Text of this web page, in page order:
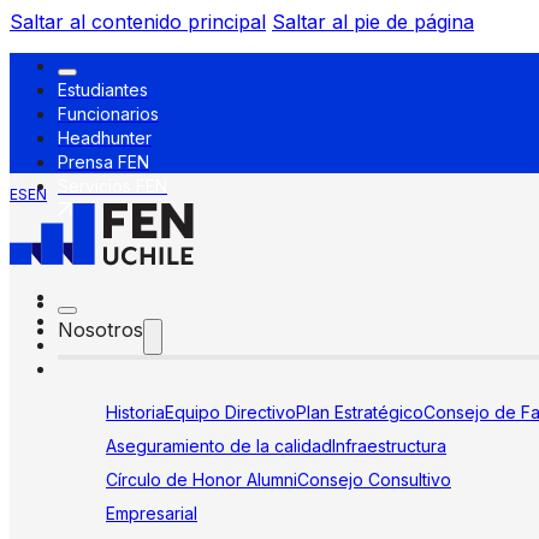
Saltar al contenido principal Saltar al pie de página
Estudiantes
Funcionarios
Headhunter
Prensa FEN
ESEN
Nosotros
HistoriaEquipo DirectivoPlan EstratégicoConsejo de
Aseguramiento de la calidadInfraestructura
Círculo de Honor AlumniConsejo Consultivo
Empresarial